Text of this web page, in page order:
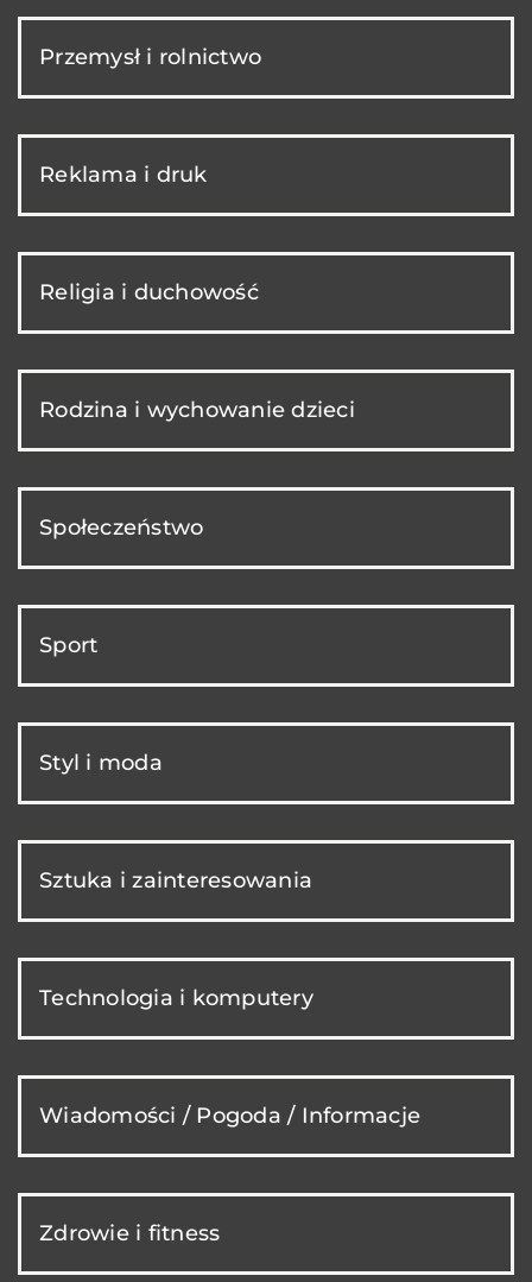
Przemysł i rolnictwo
Reklama i druk
Religia i duchowość
Rodzina i wychowanie dzieci
Społeczeństwo
Sport
Styl i moda
Sztuka i zainteresowania
Technologia i komputery
Wiadomości / Pogoda / Informacje
Zdrowie i fitness